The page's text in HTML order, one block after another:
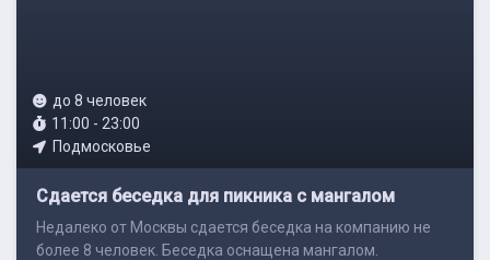
до 8 человек
11:00 - 23:00
Подмосковье
Сдается беседка для пикника с мангалом
Недалеко от Москвы сдается беседка на компанию не
более 8 человек. Беседка оснащена мангалом.